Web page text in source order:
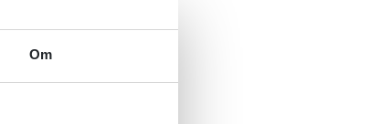
Om